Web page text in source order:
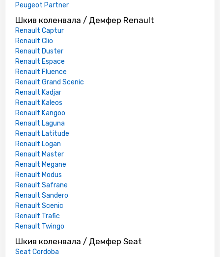
Peugeot Partner
Шкив коленвала / Демфер Renault
Renault Captur
Renault Clio
Renault Duster
Renault Espace
Renault Fluence
Renault Grand Scenic
Renault Kadjar
Renault Kaleos
Renault Kangoo
Renault Laguna
Renault Latitude
Renault Logan
Renault Master
Renault Megane
Renault Modus
Renault Safrane
Renault Sandero
Renault Scenic
Renault Trafic
Renault Twingo
Шкив коленвала / Демфер Seat
Seat Cordoba